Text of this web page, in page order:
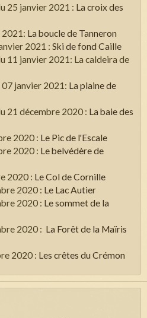
25 janvier 2021 : La croix des
2021: La boucle de Tanneron
2021 : Ski de fond Caille
11 janvier 2021: La caldeira de
07 janvier 2021: La plaine de
21 décembre 2020 : La baie des
2020 : Le Pic de l'Escale
2020 : Le belvédère de
2020 : Le Col de Cornille
2020 : Le Lac Autier
2020 : Le sommet de la
2020 : La Forêt de la Maïris
2020 : Les crêtes du Crémon